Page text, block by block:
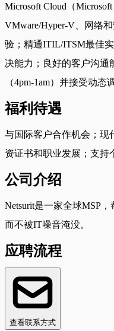
Microsoft Cloud（
VMware/Hyper-V、网络
验；精通ITIL/ITSM最佳
决能力；良好的客户沟通
（4pm-1am）并接受动态
福利待遇
与国际客户合作机会；现
资证书和职业发展；支持
公司介绍
Netsurit是一家全球MSP
而不被IT噪音淹没。
应聘流程
查看联系方式